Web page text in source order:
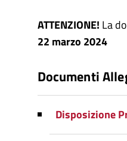
ATTENZIONE! La
22 marzo 2024
Documenti
Disposizione